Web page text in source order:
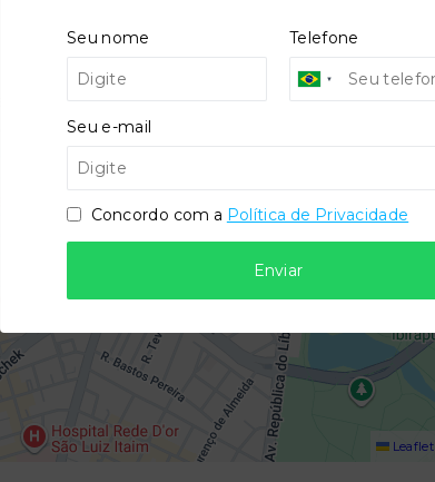
Bibi - São Paulo/SP- 04530-001
Leaflet
Seu nome Telefone
Seu e-mail
Concordo com a Política de Privacidade
Enviar